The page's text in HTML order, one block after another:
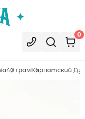
0
40 грамКарпатский Дух